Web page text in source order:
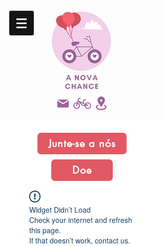
Junte-se a nós
Doe
Widget Didn’t Load
Check your internet and refresh
this page.
If that doesn’t work, contact us.